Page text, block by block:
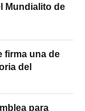
Mundialito de
firma una de
del
para